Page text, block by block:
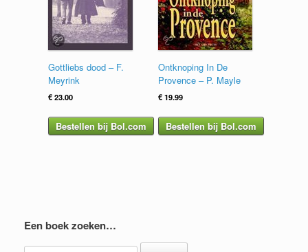
Gottliebs dood – F.
Meyrink
€23.00
Bestellen bij Bol.com
Ontknoping In De
Provence – P. Mayle
€19.99
Bestellen bij Bol.com
Een boek zoeken…